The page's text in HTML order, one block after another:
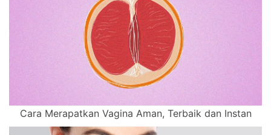
Cara Merapatkan Vagina Aman, Terbaik dan Instan